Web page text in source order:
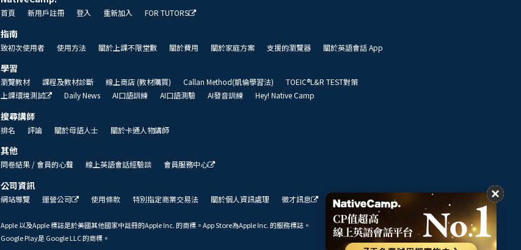
首頁 新用戶註冊 登入 重新加入 FOR TUTORS
指南
致初次使用者 使用方法 關於上課不限堂數 關於費用 關於家庭方案 支援的瀏覽器 關於英語會話 App
學習
瀏覽教材 課程及教材診斷 線上商店 (教材購買) Callan Method(凱倫學習法)
TOEIC®L&R TEST對策
上課環境測試
Daily News AI口語訓練 AI口語測驗 AI發音訓練 Hey! Native Camp
搜尋講師
排名 評論 關於母語人士 關於卡通人物講師
其他
問卷結果 / 會員的心聲 線上英語會話經驗談 會員服務中心
公司資訊
網站導覽 運營公司 使用條款 特別指定商業交易法 關於個人資訊處理 徵才訊息 我們的展望
Apple 以及Apple 標誌是於美國其他國家中註冊的Apple Inc. 的商標。App Store為Apple Inc. 的服務標誌。
Google Play是 Google LLC 的商標。